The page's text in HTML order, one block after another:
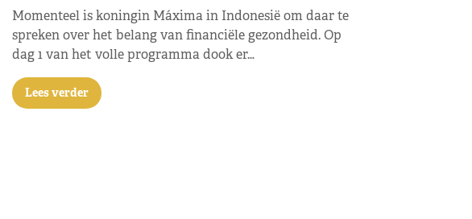
Momenteel is koningin Máxima in Indonesië om daar te
spreken over het belang van financiële gezondheid. Op
dag 1 van het volle programma dook er…
Lees verder